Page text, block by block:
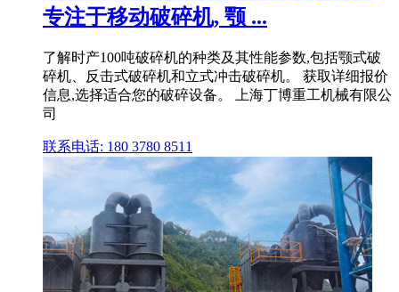
专注于移动破碎机, 颚 ...
了解时产100吨破碎机的种类及其性能参数,包括颚式破
碎机、反击式破碎机和立式冲击破碎机。 获取详细报价
信息,选择适合您的破碎设备。 上海丁博重工机械有限公
司
联系电话: 180 3780 8511